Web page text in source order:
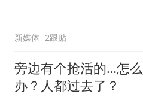
新媒体 2跟贴
旁边有个抢活的…怎么
办？人都过去了？